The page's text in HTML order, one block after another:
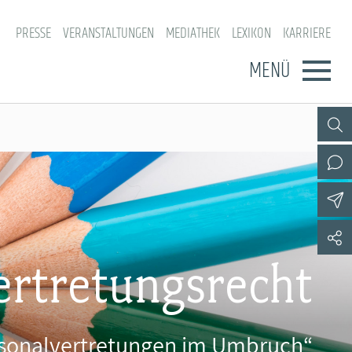
PRESSE VERANSTALTUNGEN MEDIATHEK LEXIKON KARRIERE
MENÜ
im Umbruch“